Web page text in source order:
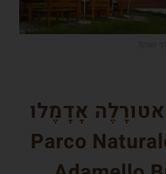
אָדָמֶלו
Parco